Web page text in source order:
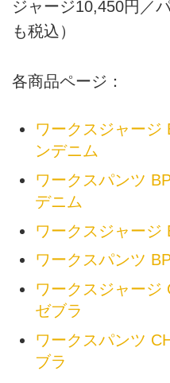
ジャージ10,450円／
も税込）
各商品ページ：
ワークスジャージ
ンデニム
ワークスパンツ
デニム
ワークスジャージ
ワークスパンツ
ワークスジャージ
ゼブラ
ワークスパンツ
ブラ